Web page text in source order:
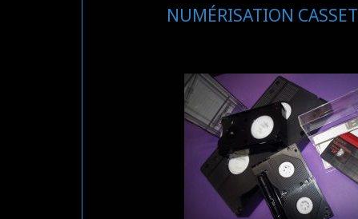
NUMÉRISATION